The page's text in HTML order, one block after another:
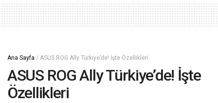
Ana Sayfa / ASUS ROG Ally Türkiye’de! İşte Özellikleri
ASUS ROG Ally Türkiye’de! İşte
Özellikleri